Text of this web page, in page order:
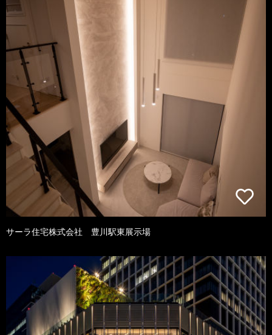
サーラ住宅株式会社 豊川駅東展示場